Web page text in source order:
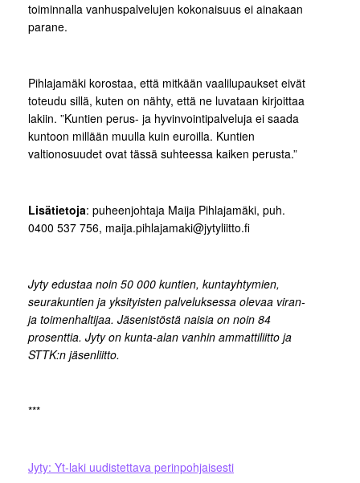
toiminnalla vanhuspalvelujen kokonaisuus ei ainakaan
parane.
Pihlajamäki korostaa, että mitkään vaalilupaukset eivät
toteudu sillä, kuten on nähty, että ne luvataan kirjoittaa
lakiin. ”Kuntien perus- ja hyvinvointipalveluja ei saada
kuntoon millään muulla kuin euroilla. Kuntien
valtionosuudet ovat tässä suhteessa kaiken perusta.”
Lisätietoja: puheenjohtaja Maija Pihlajamäki, puh.
0400 537 756, maija.pihlajamaki@jytyliitto.fi
Jyty edustaa noin 50 000 kuntien, kuntayhtymien,
seurakuntien ja yksityisten palveluksessa olevaa viran-
ja toimenhaltijaa. Jäsenistöstä naisia on noin 84
prosenttia. Jyty on kunta-alan vanhin ammattiliitto ja
STTK:n jäsenliitto.
***
Jyty: Yt-laki uudistettava perinpohjaisesti